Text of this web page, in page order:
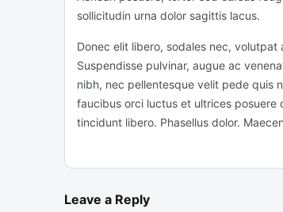
sollicitudin urna dolor sagittis lacus.
Donec elit libero, sodales nec,
Suspendisse pulvinar, augue ac
nibh, nec pellentesque velit pede quis
faucibus orci luctus et ultrices posuere
tincidunt libero. Phasellus dolor.
Leave a Reply